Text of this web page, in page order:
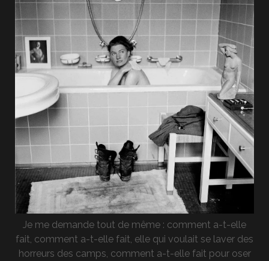
Je me demande tout de même : comment a-t-elle
fait, comment a-t-elle fait, elle qui voulait se laver des
horreurs des camps, comment a-t-elle fait pour oser